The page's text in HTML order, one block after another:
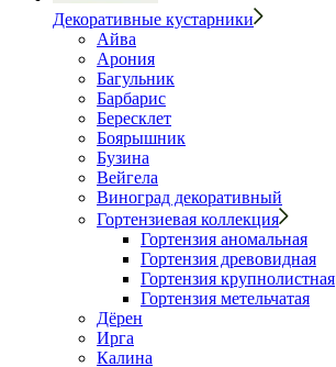
Декоративные кустарники
Айва
Арония
Багульник
Барбарис
Бересклет
Боярышник
Бузина
Вейгела
Виноград декоративный
Гортензиевая коллекция
Гортензия аномальная
Гортензия древовидная
Гортензия крупнолистная
Гортензия метельчатая
Дёрен
Ирга
Калина